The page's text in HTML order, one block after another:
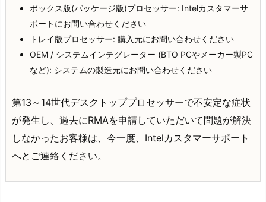
ボックス版(パッケージ版)プロセッサー: Intelカスタマーサ
ポートにお問い合わせください
トレイ版プロセッサー: 購入元にお問い合わせください
OEM / システムインテグレーター (BTO PCやメーカー製PC
など): システムの製造元にお問い合わせください
第13～14世代デスクトッププロセッサーで不安定な症状
が発生し、過去にRMAを申請していただいて問題が解決
しなかったお客様は、今一度、Intelカスタマーサポート
へとご連絡ください。